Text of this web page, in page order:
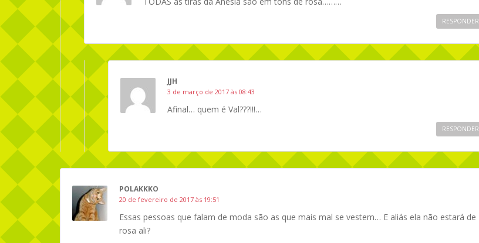
RESPONDER
JJH
3 de março de 2017 às 08:43
Afinal… quem é Val???!!!…
RESPONDER
POLAKKKO
20 de fevereiro de 2017 às 19:51
Essas pessoas que falam de moda são as que mais mal se vestem… E aliás ela não estará de
rosa ali?